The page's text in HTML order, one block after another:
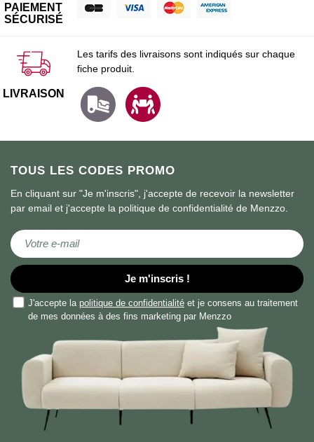
TOUS LES CODES PROMO
En cliquant sur "Je m'inscris", j'accepte de recevoir la newsletter
par email et j'accepte la politique de confidentialité de Menzzo.
Inscription à notre lettre d’information :
Je m'inscris !
J'accepte la politique de confidentialité et je consens au traitement
de mes données à des fins marketing par Menzzo
PAIEMENT
SÉCURISÉ
LIVRAISON
Les tarifs des livraisons sont indiqués sur chaque
fiche produit.